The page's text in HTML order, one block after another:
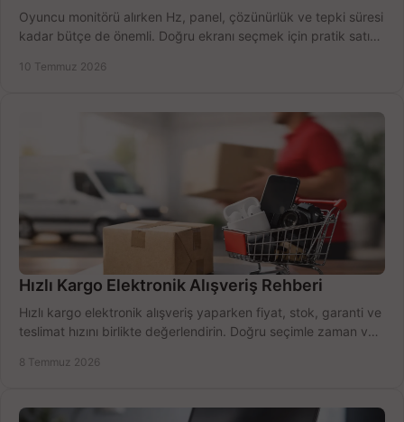
Oyuncu monitörü alırken Hz, panel, çözünürlük ve tepki süresi
kadar bütçe de önemli. Doğru ekranı seçmek için pratik satın
10 Temmuz 2026
Hızlı Kargo Elektronik Alışveriş Rehberi
Hızlı kargo elektronik alışveriş yaparken fiyat, stok, garanti ve
teslimat hızını birlikte değerlendirin. Doğru seçimle zaman ve
8 Temmuz 2026